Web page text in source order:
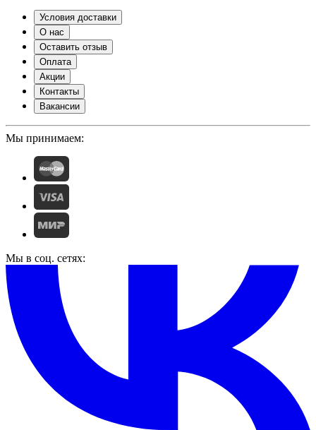
Условия доставки
О нас
Оставить отзыв
Оплата
Акции
Контакты
Вакансии
Мы принимаем:
Мы в соц. сетях: